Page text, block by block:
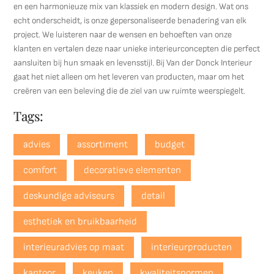
en een harmonieuze mix van klassiek en modern design. Wat ons
echt onderscheidt, is onze gepersonaliseerde benadering van elk
project. We luisteren naar de wensen en behoeften van onze
klanten en vertalen deze naar unieke interieurconcepten die perfect
aansluiten bij hun smaak en levensstijl. Bij Van der Donck Interieur
gaat het niet alleen om het leveren van producten, maar om het
creëren van een beleving die de ziel van uw ruimte weerspiegelt.
Tags:
advies assortiment budget
comfort decoratieve elementen
deskundige adviseurs detail
esthetiek en bruikbaarheid
interieuradvies op maat interieurproducten